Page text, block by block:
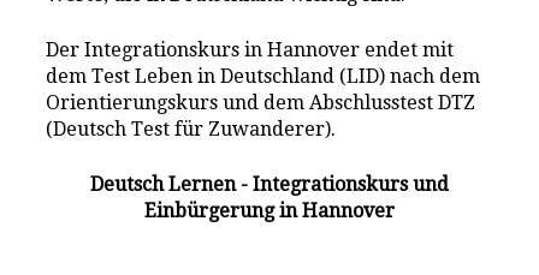
Der Integrationskurs in Hannover endet mit
dem Test Leben in Deutschland (LID) nach dem
Orientierungskurs und dem Abschlusstest DTZ
(Deutsch Test für Zuwanderer).
Deutsch Lernen - Integrationskurs und
Einbürgerung in Hannover